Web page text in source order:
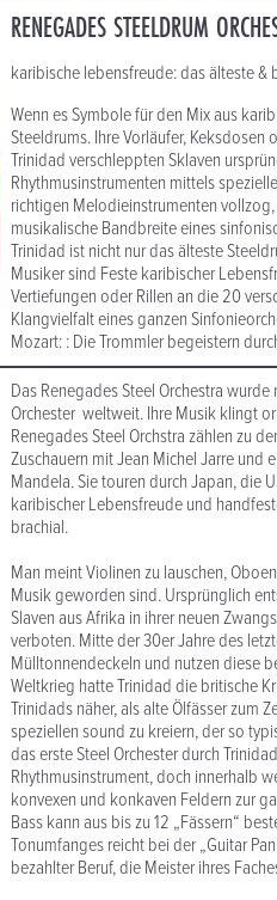
RENEGADES STEELDRUM
karibische lebensfreude: das älteste
Wenn es Symbole für den Mix aus
Steeldrums. Ihre Vorläufer,
Trinidad verschleppten Sklaven
Rhythmusinstrumenten mittels
richtigen Melodieinstrumenten
musikalische Bandbreite eines
Trinidad ist nicht nur das älteste
Musiker sind Feste karibischer
Vertiefungen oder Rillen an die 20
Klangvielfalt eines ganzen
Mozart: : Die Trommler begeistern
Das Renegades Steel Orchestra
Orchester weltweit. Ihre Musik klingt
Renegades Steel Orchstra zählen zu
Zuschauern mit Jean Michel Jarre und
Mandela. Sie touren durch Japan, die
karibischer Lebensfreude und
brachial.
Man meint Violinen zu lauschen,
Musik geworden sind. Ursprünglich
Slaven aus Afrika in ihrer neuen
verboten. Mitte der 30er Jahre des
Mülltonnendeckeln und nutzen diese
Weltkrieg hatte Trinidad die britische
Trinidads näher, als alte Ölfässer zum
speziellen sound zu kreiern, der so
das erste Steel Orchester durch
Rhythmusinstrument, doch innerhalb
konvexen und konkaven Feldern zur
Bass kann aus bis zu 12 „Fässern“
Tonumfanges reicht bei der „Guitar
bezahlter Beruf, die Meister ihres